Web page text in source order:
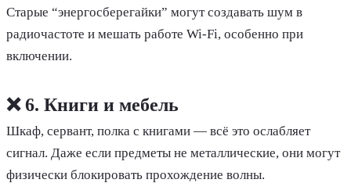
Старые “энергосберегайки” могут создавать шум в
радиочастоте и мешать работе Wi-Fi, особенно при
включении.
❌ 6. Книги и мебель
Шкаф, сервант, полка с книгами — всё это ослабляет
сигнал. Даже если предметы не металлические, они могут
физически блокировать прохождение волны.